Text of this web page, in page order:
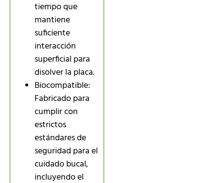
tiempo que
mantiene
suficiente
interacción
superficial para
disolver la placa.
Biocompatible:
Fabricado para
cumplir con
estrictos
estándares de
seguridad para el
cuidado bucal,
incluyendo el